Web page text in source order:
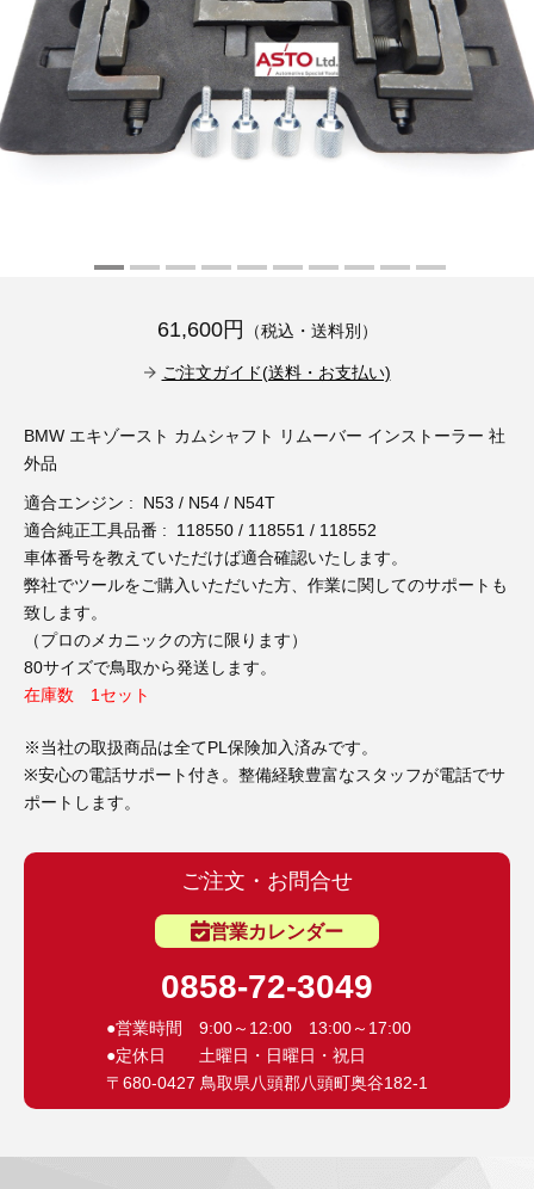
その他（9）
古い車両用診断テスター（10）
バイク用診断テスター（7）
その他（20）
イギリス車（23）
アメリカ車（15）
スウェーデン車（20）
ホイールロック取り外しツール（6）
3D プリンターペン（8）
ロシア（8）
ブレーキキャリパーリペアキット（368）
ライト関連（6）
その他（12）
61,600円 （税込・送料別）
ご注文ガイド(送料・お支払い)
BMW エキゾースト カムシャフト リムーバー インストーラー 社
外品
適合エンジン : N53 / N54 / N54T
適合純正工具品番 : 118550 / 118551 / 118552
車体番号を教えていただけば適合確認いたします。
弊社でツールをご購入いただいた方、作業に関してのサポートも
致します。
（プロのメカニックの方に限ります）
80サイズで鳥取から発送します。
在庫数 1セット
※当社の取扱商品は全てPL保険加入済みです。
※安心の電話サポート付き。整備経験豊富なスタッフが電話でサ
ポートします。
ご注文・お問合せ
営業カレンダー
0858-72-3049
●営業時間 9:00～12:00 13:00～17:00
●定休日 土曜日・日曜日・祝日
〒680-0427 鳥取県八頭郡八頭町奥谷182-1